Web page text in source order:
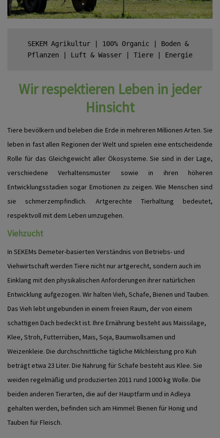
SEKEM Agrikultur 100% Organic
Boden &
Pflanzen
Luft & Wasser Tiere Energie
Wir respektieren Leben in jeder
Hinsicht
Tiere bevölkern und beleben die Erde in mehreren Millionen Arten. Sie
leben in fast allen Regionen der Welt und spielen eine entscheidende
Rolle für das Gleichgewicht aller Ökosysteme. Sie sind in der Lage,
verschiedene Verhaltensmuster sowie in ihren höheren
Entwicklungsstadien sogar Emotionen zu zeigen. Wie Menschen sind
sie schmerzempfindlich. Artgerechte Tierhaltung bedeutet,
respektvoll mit dem Leben umzugehen.
Viehzucht
In SEKEMs Demeter-basierten Verständnis von Betriebs- und
Viehwirtschaft werden Tiere nicht nur artgerecht, sondern auch im
Einklang mit den physikalischen Anforderungen ihrer natürlichen
Entwicklung aufgezogen. Wir halten Vieh, Schafe, Bienen und Tauben.
Das Vieh lebt ungebunden in einem freien Raum, der von einem
schattigen Dach bedeckt ist. Ihre Ernährung besteht aus Maissilage,
Klee, Stroh, Futterrüben, Mais, Soja, Baumwollsamen und
Weizenkleie. Die durchschnittliche tägliche Milchleistung pro Kuh
beträgt etwa 23 Liter. Die Nahrung für Schafe besteht aus Klee. Sie
weiden regelmäßig und produzierten 2011 rund 1000 kg Wolle. Die
beiden anderen Tierarten, die auf der Hauptfarm und in Adleya
gehalten werden, befinden sich am Himmel: Bienen für Honig und
Tauben für Fleisch.